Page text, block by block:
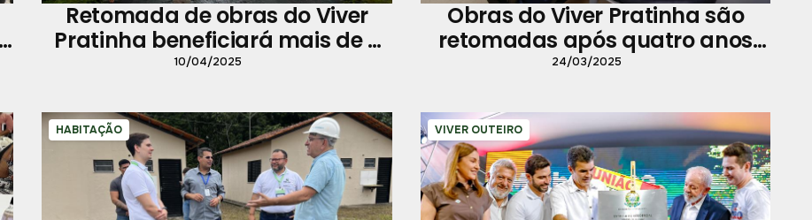
Retomada de obras do Viver
Pratinha beneficiará mais de 3
mil pessoas
10/04/2025
Obras do Viver Pratinha são
retomadas após quatro anos
paradas
24/03/2025
HABITAÇÃO VIVER OUTEIRO